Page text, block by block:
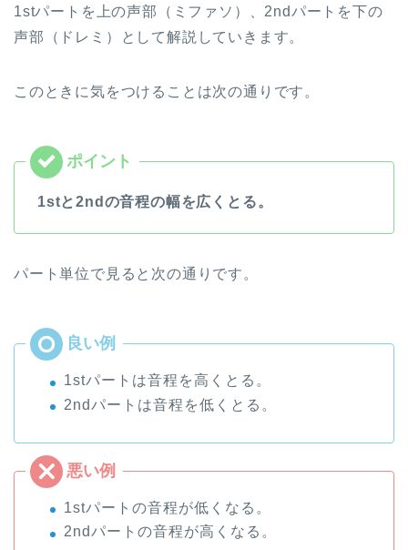
1stパートを上の声部（ミファソ）、2ndパートを下の
声部（ドレミ）として解説していきます。
このときに気をつけることは次の通りです。
1stと2ndの音程の幅を広くとる。
パート単位で見ると次の通りです。
1stパートは音程を高くとる。
2ndパートは音程を低くとる。
1stパートの音程が低くなる。
2ndパートの音程が高くなる。